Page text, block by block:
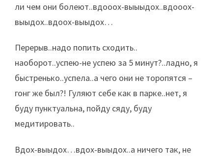
ли чем они болеют..вдооох-выыыдох..вдооох-
выыдох..вдоох-выыдох…
Перерыв..надо попить сходить..
наоборот..успею-не успею за 5 минут?..ладно, я
быстренько..успела..а чего они не торопятся –
гонг же был?! Гуляют себе как в парке..нет, я
буду пунктуальна, пойду сяду, буду
медитировать..
Вдох-выыдох…вдох-выыдох..а ничего так, не